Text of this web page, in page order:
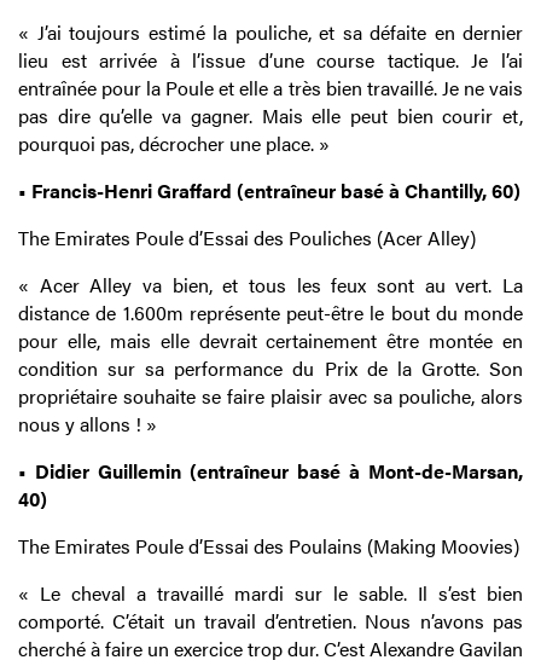
« J’ai toujours estimé la pouliche, et sa défaite en dernier
lieu est arrivée à l’issue d’une course tactique. Je l’ai
entraînée pour la Poule et elle a très bien travaillé. Je ne vais
pas dire qu’elle va gagner. Mais elle peut bien courir et,
pourquoi pas, décrocher une place. »
• Francis-Henri Graffard (entraîneur basé à Chantilly, 60)
The Emirates Poule d’Essai des Pouliches (Acer Alley)
« Acer Alley va bien, et tous les feux sont au vert. La
distance de 1.600m représente peut-être le bout du monde
pour elle, mais elle devrait certainement être montée en
condition sur sa performance du Prix de la Grotte. Son
propriétaire souhaite se faire plaisir avec sa pouliche, alors
nous y allons ! »
• Didier Guillemin (entraîneur basé à Mont-de-Marsan,
40)
The Emirates Poule d’Essai des Poulains (Making Moovies)
« Le cheval a travaillé mardi sur le sable. Il s’est bien
comporté. C’était un travail d’entretien. Nous n’avons pas
cherché à faire un exercice trop dur. C’est Alexandre Gavilan